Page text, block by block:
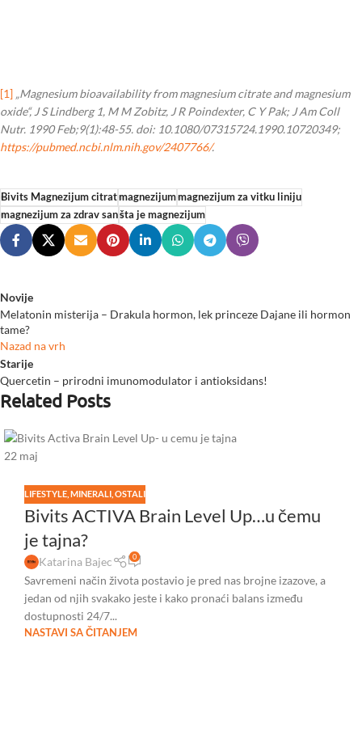
[1] „Magnesium bioavailability from magnesium citrate and magnesium
oxide“, J S Lindberg 1, M M Zobitz, J R Poindexter, C Y Pak; J Am Coll
Nutr. 1990 Feb;9(1):48-55. doi: 10.1080/07315724.1990.10720349;
https://pubmed.ncbi.nlm.nih.gov/2407766/.
Bivits Magnezijum citratmagnezijummagnezijum za vitku liniju
magnezijum za zdrav sanšta je magnezijum
Novije
Melatonin misterija – Drakula hormon, lek princeze Dajane ili hormon
tame?
Nazad na vrh
Starije
Quercetin – prirodni imunomodulator i antioksidans!
Related Posts
22 maj
LIFESTYLE MINERALI OSTALI
Bivits ACTIVA Brain Level Up…u čemu
je tajna?
Katarina Bajec 0
Savremeni način života postavio je pred nas brojne izazove, a
jedan od njih svakako jeste i kako pronaći balans između
dostupnosti 24/7...
NASTAVI SA ČITANJEM